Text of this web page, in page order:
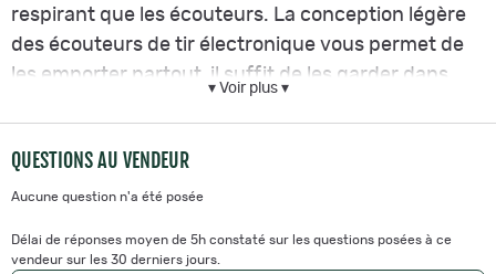
respirant que les écouteurs. La conception légère
des écouteurs de tir électronique vous permet de
les emporter partout, il suffit de les garder dans
FACILITÉ D'UTILISATION -Les invites vocales et les
écouteurs. Les temps de réponse les plus rapides
▾ Voir plus ▾
QUESTIONS AU VENDEUR
Aucune question n'a été posée
Délai de réponses moyen de 5h constaté sur les questions posées à ce
vendeur sur les 30 derniers jours.